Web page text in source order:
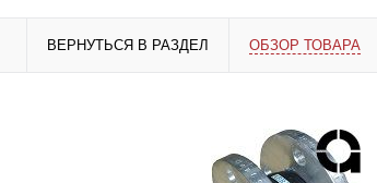
ВЕРНУТЬСЯ В РАЗДЕЛ ОБЗОР ТОВАРА